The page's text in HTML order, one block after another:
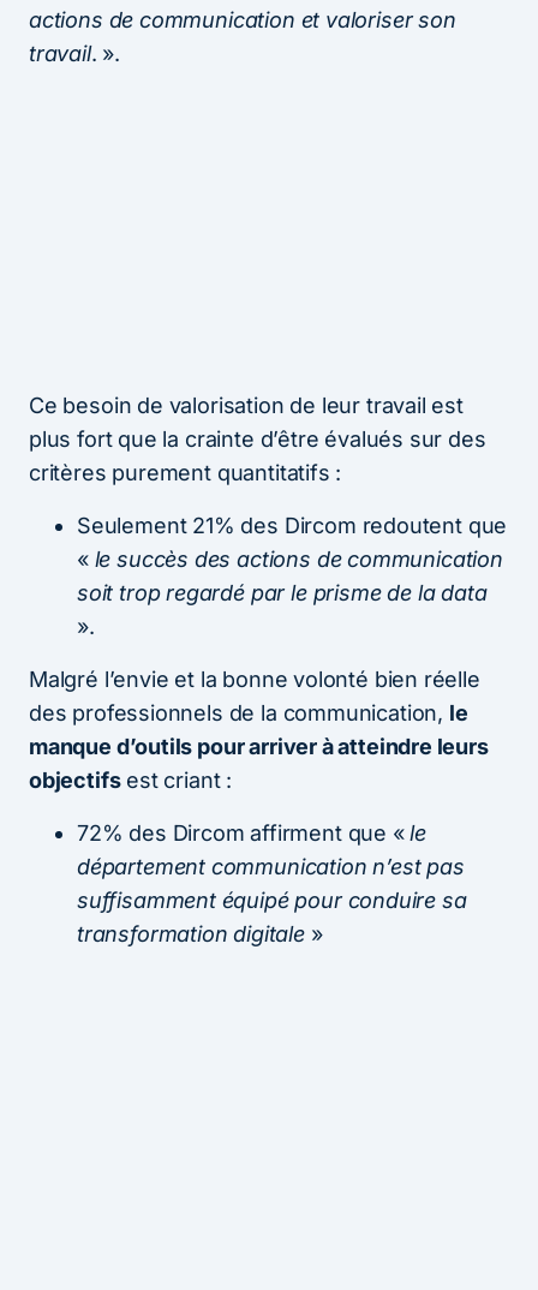
actions de communication et valoriser son
travail. ».
Ce besoin de valorisation de leur travail est
plus fort que la crainte d’être évalués sur des
critères purement quantitatifs :
Seulement 21% des Dircom redoutent que
« le succès des actions de communication
soit trop regardé par le prisme de la data
».
Malgré l’envie et la bonne volonté bien réelle
des professionnels de la communication, le
manque d’outils pour arriver à atteindre leurs
objectifsest criant :
72% des Dircom affirment que «le
département communication n’est pas
suffisamment équipé pour conduire sa
transformation digitale»